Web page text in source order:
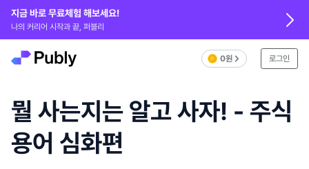
지금 바로 무료체험 해보세요!
나의 커리어 시작과 끝, 퍼블리
0원 로그인
뭘 사는지는 알고 사자! - 주식
용어 심화편